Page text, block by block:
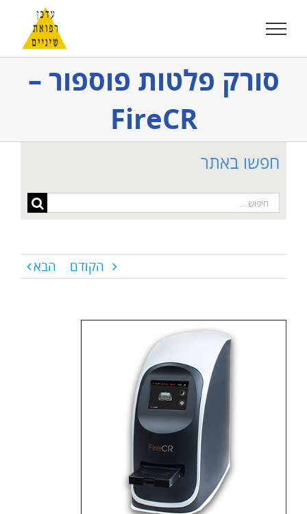
לתוכן
סורק פלטות פוספור –
FireCR
הקודם הבא
חפשו באתר
חיפוש...